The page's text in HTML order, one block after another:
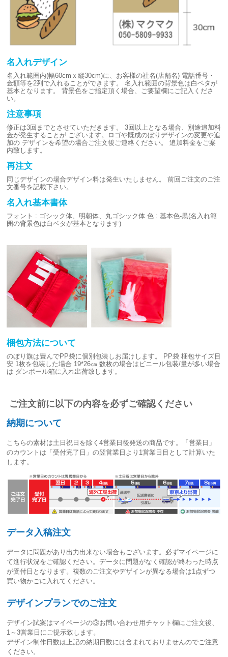
名入れデザイン
名入れ範囲内(幅60cmｘ縦30cm)に、お客様の社名(店舗名) 電話番号・
金額等を2列で入れることができます。
名入れ範囲の背景色は白ベタが
基本となります。
背景色をご指定頂く場合、ご要望欄にご記入くださ
い。
注意事項
修正は3回までとさせていただきます。
3回以上となる場合、別途追加料
金が発生することが ございます。ロゴや既成のぼりデザインの変更や追
加の デザインを希望の場合ご注文後ご連絡ください。
追加料金をご案
内致します。
再注文
同じデザインの場合デザイン料は発生いたしません。
前回ご注文のご注
文番号を記載下さい。
名入れ基本書体
フォント : ゴシック体、明朝体、丸ゴシック体 色 : 基本色-黒(名入れ範
囲の背景色は白ベタが基本となります)
梱包方法について
のぼり旗は畳んでPP袋に個別包装しお届けします。
PP袋 梱包サイズ目
安 1枚を包装した場合 19*26㎝ 数枚の場合はビニール包装/量が多い場合
は ダンボール箱に入れ出荷致します。
ご注文前に以下の内容を必ずご確認ください
納期について
こちらの素材は土日祝日を除く4営業日後発送の商品です。「営業日」
のカウントは「受付完了日」の翌営業日より1営業日目として計算いた
します。
データ入稿注文
データに問題があり出力出来ない場合もございます。必ずマイページに
て進行状況をご確認ください。データに問題がなく確認が終わった時点
が受付日 となります。複数のご注文やデザインが異なる場合は1点ずつ
買い物かごに入れてください。
デザインプランでのご注文
デザイン試案はマイページの③お問い合わせ用チャット欄にご注文後、
1～3営業日 にご提示致します。
デザイン制作日数は上記の納期日数には含まれておりませんのでご注意
ください。